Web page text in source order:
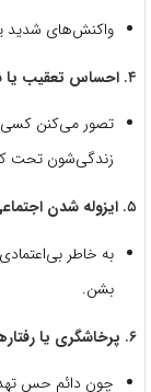
واکنش‌های شدید
۴. احساس تعقیب یا
تصور می‌کنن کسی
زندگی‌شون تحت
۵. ایزوله شدن
به خاطر
بشن.
۶. پرخاشگری یا
چون دائم حس